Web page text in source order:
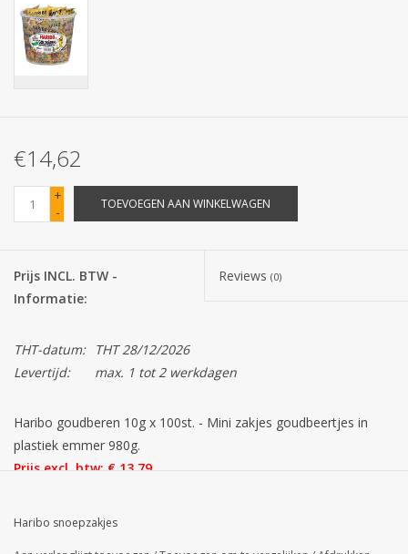
Verpakking
Kantoorbenodigdheden
Corona
Sinterklaassnoep
Carnavalssnoep
Merken
€14,62
+
-
TOEVOEGEN AAN WINKELWAGEN
Prijs INCL. BTW -
Informatie:
Reviews (0)
THT-datum:
THT 28/12/2026
Levertijd:
max. 1 tot 2 werkdagen
Haribo goudberen 10g x 100st. - Mini zakjes goudbeertjes in
plastiek emmer 980g.
Prijs excl. btw: € 13,79
Haribo snoepzakjes